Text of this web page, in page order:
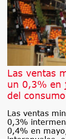
Las ventas
un 0,3% en
del consumo
Las ventas
0,3%
0,4% en